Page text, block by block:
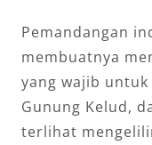
Pemandangan
membuatnya
yang wajib
Gunung Kelud,
terlihat